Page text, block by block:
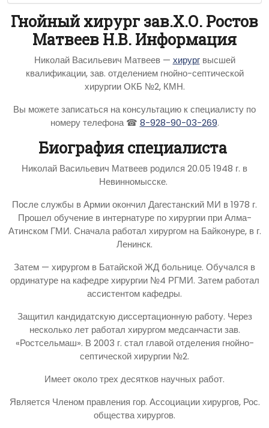
Гнойный хирург зав.Х.О. Ростов
Матвеев Н.В. Информация
Николай Васильевич Матвеев — хирургвысшей
квалификации, зав. отделением гнойно-септической
хирургии ОКБ №2, КМН.
Вы можете записаться на консультацию к специалисту по
номеру телефона ☎ 8-928-90-03-269.
Биография специалиста
Николай Васильевич Матвеев родился 20.05 1948 г. в
Невинномысске.
После службы в Армии окончил Дагестанский МИ в 1978 г.
Прошел обучение в интернатуре по хирургии при Алма-
Атинском ГМИ. Сначала работал хирургом на Байконуре, в г.
Ленинск.
Затем — хирургом в Батайской ЖД больнице. Обучался в
ординатуре на кафедре хирургии №4 РГМИ. Затем работал
ассистентом кафедры.
Защитил кандидатскую диссертационную работу. Через
несколько лет работал хирургом медсанчасти зав.
«Ростсельмаш». В 2003 г. стал главой отделения гнойно-
септической хирургии №2.
Имеет около трех десятков научных работ.
Является Членом правления гор. Ассоциации хирургов, Рос.
общества хирургов.